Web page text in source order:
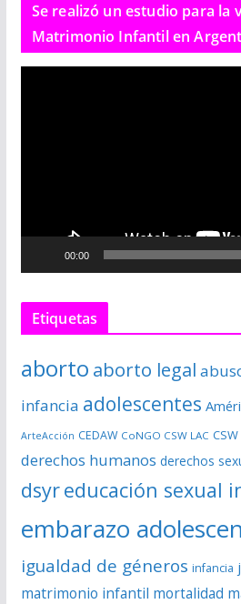
Se realizó un estudio para la
Matrimonio Infantil en
c
r
v
e
o
00:00
Etiquetas
aborto aborto legal
infancia adolescentes
ArteAcción CEDAW CoNGO CSW LAC CSW
derechos humanos derechos
dsyreducación sexual
embarazo
igualdad de géneros infancia
matrimonio infantil mortalidad